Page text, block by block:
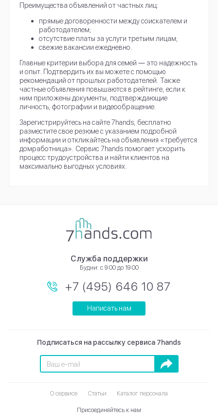
Преимущества объявлений от частных лиц:
прямые договоренности между соискателем и
работодателем;
отсутствие платы за услуги третьим лицам;
свежие вакансии ежедневно.
Главные критерии выбора для семей ― это надежность
и опыт. Подтвердить их вы можете с помощью
рекомендаций от прошлых работодателей. Также
частные объявления повышаются в рейтинге, если к
ним приложены документы, подтверждающие
личность, фотографии и видеообращение.
Зарегистрируйтесь на сайте 7hands, бесплатно
разместите свое резюме с указанием подробной
информации и откликайтесь на объявления «требуется
домработница». Сервис 7hands помогает ускорить
процесс трудоустройства и найти клиентов на
максимально выгодных условиях.
Подписаться на рассылку сервиса 7hands
Подписаться
Служба поддержки
Будни: с 9:00 до 19:00
+7 (495) 646 10 87
Написать нам
О сервисе Статьи Каталог персонала
Присоединяйтесь к нам